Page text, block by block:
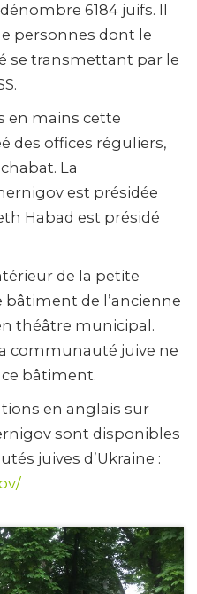
6184 juifs. Il
personnes dont le
se transmettant par le
en mains cette
des offices réguliers,
La
est présidée
Habad est présidé
de la petite
de l’ancienne
théâtre municipal.
communauté juive ne
bâtiment.
en anglais sur
sont disponibles
juives d’Ukraine :